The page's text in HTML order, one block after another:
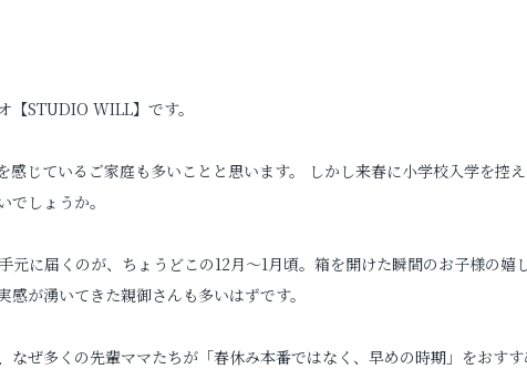
婚活写真
【STUDIO WILL】です。
じているご家庭も多いことと思います。 しかし来春に小学校入学を控え
しょうか。
元に届くのが、ちょうどこの12月〜1月頃。箱を開けた瞬間のお子様の嬉
が湧いてきた親御さんも多いはずです。
ぜ多くの先輩ママたちが「春休み本番ではなく、早めの時期」をおすす